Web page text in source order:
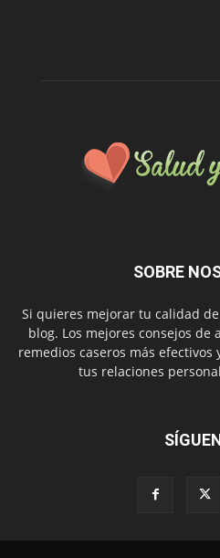
SOBRE
Si quieres mejorar tu calidad
blog. Los mejores consejos
remedios caseros más
tus relaciones